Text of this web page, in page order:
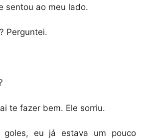
sentou ao meu lado.
Perguntei.
te fazer bem. Ele sorriu.
goles, eu já estava um pouco